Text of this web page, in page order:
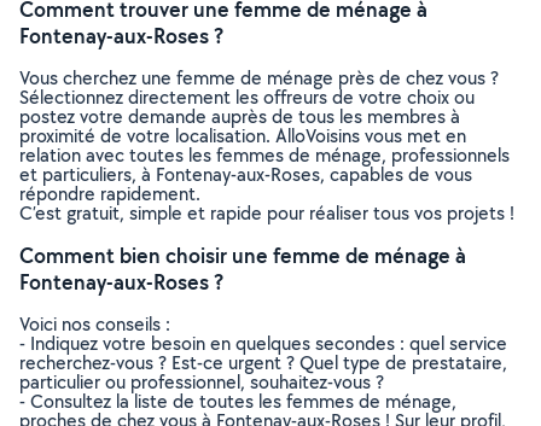
Comment trouver une femme de ménage à
Fontenay-aux-Roses ?
Vous cherchez une femme de ménage près de chez vous ?
Sélectionnez directement les offreurs de votre choix ou
postez votre demande auprès de tous les membres à
proximité de votre localisation. AlloVoisins vous met en
relation avec toutes les femmes de ménage, professionnels
et particuliers, à Fontenay-aux-Roses, capables de vous
répondre rapidement.
C’est gratuit, simple et rapide pour réaliser tous vos projets !
Comment bien choisir une femme de ménage à
Fontenay-aux-Roses ?
Voici nos conseils :
- Indiquez votre besoin en quelques secondes : quel service
recherchez-vous ? Est-ce urgent ? Quel type de prestataire,
particulier ou professionnel, souhaitez-vous ?
- Consultez la liste de toutes les femmes de ménage,
proches de chez vous à Fontenay-aux-Roses ! Sur leur profil,